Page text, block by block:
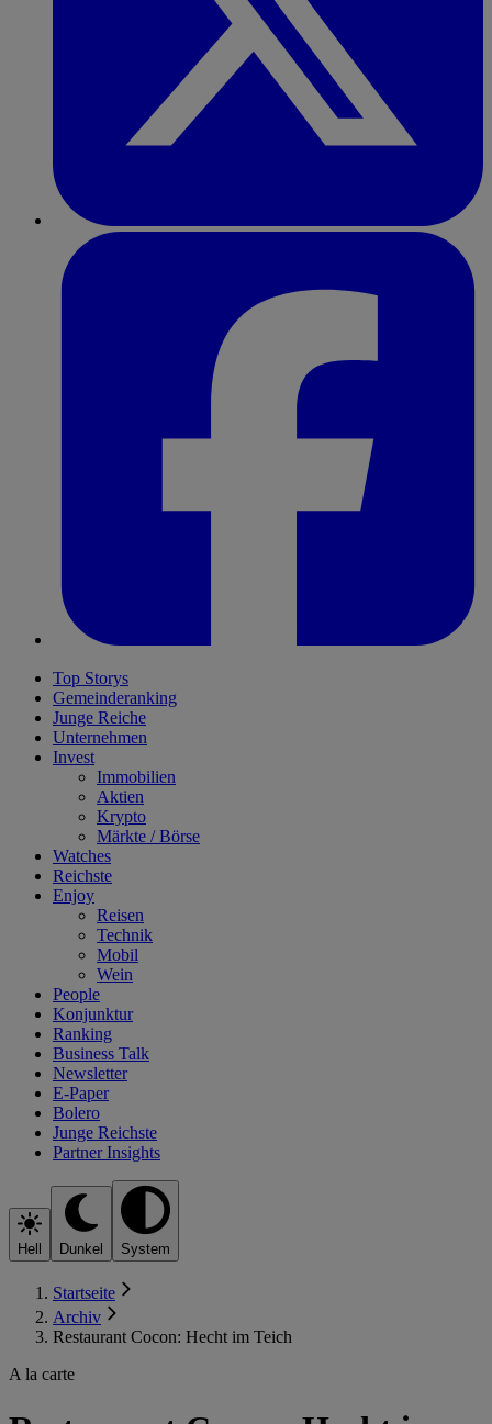
Top Storys
Gemeinderanking
Junge Reiche
Unternehmen
Invest
Immobilien
Aktien
Krypto
Märkte / Börse
Watches
Reichste
Enjoy
Reisen
Technik
Mobil
Wein
People
Konjunktur
Ranking
Business Talk
Newsletter
E-Paper
Bolero
Junge Reichste
Partner Insights
Hell Dunkel System
Startseite
Archiv
Restaurant Cocon: Hecht im Teich
A la carte